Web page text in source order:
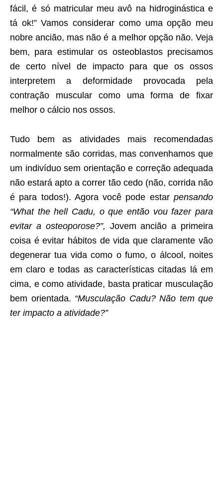
fácil, é só matricular meu avô na hidroginástica e
tá ok!” Vamos considerar como uma opção meu
nobre ancião, mas não é a melhor opção não. Veja
bem, para estimular os osteoblastos precisamos
de certo nível de impacto para que os ossos
interpretem a deformidade provocada pela
contração muscular como uma forma de fixar
melhor o cálcio nos ossos.
Tudo bem as atividades mais recomendadas
normalmente são corridas, mas convenhamos que
um indivíduo sem orientação e correção adequada
não estará apto a correr tão cedo (não, corrida não
é para todos!). Agora você pode estar pensando
“What the hell Cadu, o que então vou fazer para
evitar a osteoporose?”, Jovem ancião a primeira
coisa é evitar hábitos de vida que claramente vão
degenerar tua vida como o fumo, o álcool, noites
em claro e todas as características citadas lá em
cima, e como atividade, basta praticar musculação
bem orientada. “Musculação Cadu? Não tem que
ter impacto a atividade?”